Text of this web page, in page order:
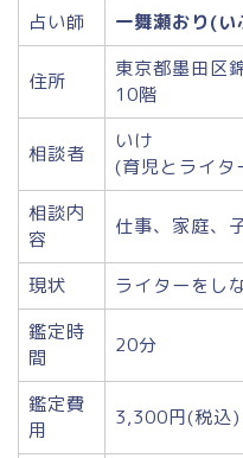
占い師
一舞瀬おり(
住所
東京都墨田区
10階
相談者
いけ
(育児とライタ
相談内
容
仕事、家庭、
現状
ライターをし
鑑定時
間
20分
鑑定費
用
3,300円(税込)